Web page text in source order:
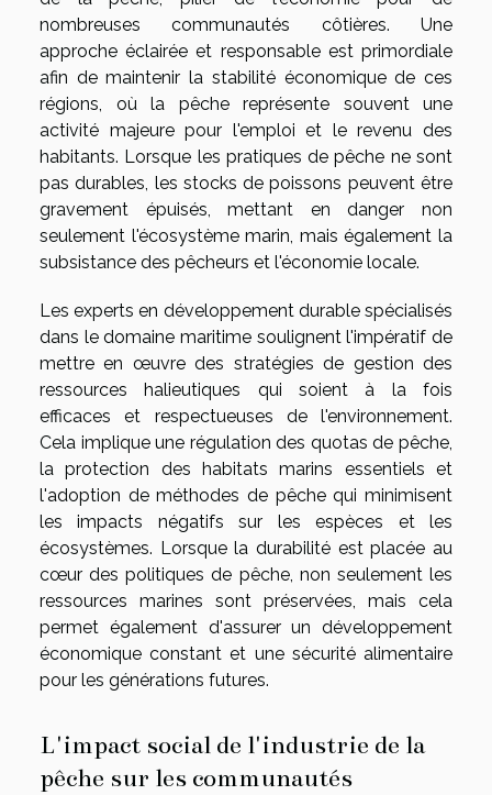
nombreuses communautés côtières. Une
approche éclairée et responsable est primordiale
afin de maintenir la stabilité économique de ces
régions, où la pêche représente souvent une
activité majeure pour l'emploi et le revenu des
habitants. Lorsque les pratiques de pêche ne sont
pas durables, les stocks de poissons peuvent être
gravement épuisés, mettant en danger non
seulement l'écosystème marin, mais également la
subsistance des pêcheurs et l'économie locale.
Les experts en développement durable spécialisés
dans le domaine maritime soulignent l'impératif de
mettre en œuvre des stratégies de gestion des
ressources halieutiques qui soient à la fois
efficaces et respectueuses de l'environnement.
Cela implique une régulation des quotas de pêche,
la protection des habitats marins essentiels et
l'adoption de méthodes de pêche qui minimisent
les impacts négatifs sur les espèces et les
écosystèmes. Lorsque la durabilité est placée au
cœur des politiques de pêche, non seulement les
ressources marines sont préservées, mais cela
permet également d'assurer un développement
économique constant et une sécurité alimentaire
pour les générations futures.
L'impact social de l'industrie de la
pêche sur les communautés